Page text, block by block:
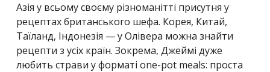
Азія у всьому своєму різноманітті присутня у
рецептах британського шефа. Корея, Китай,
Таїланд, Індонезія — у Олівера можна знайти
рецепти з усіх країн. Зокрема, Джеймі дуже
любить страви у форматі one-pot meals: проста